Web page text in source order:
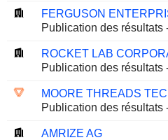
Publication des résultats
ROCKET LAB
Publication des résultats
Publication des résultats
AMRIZE AG